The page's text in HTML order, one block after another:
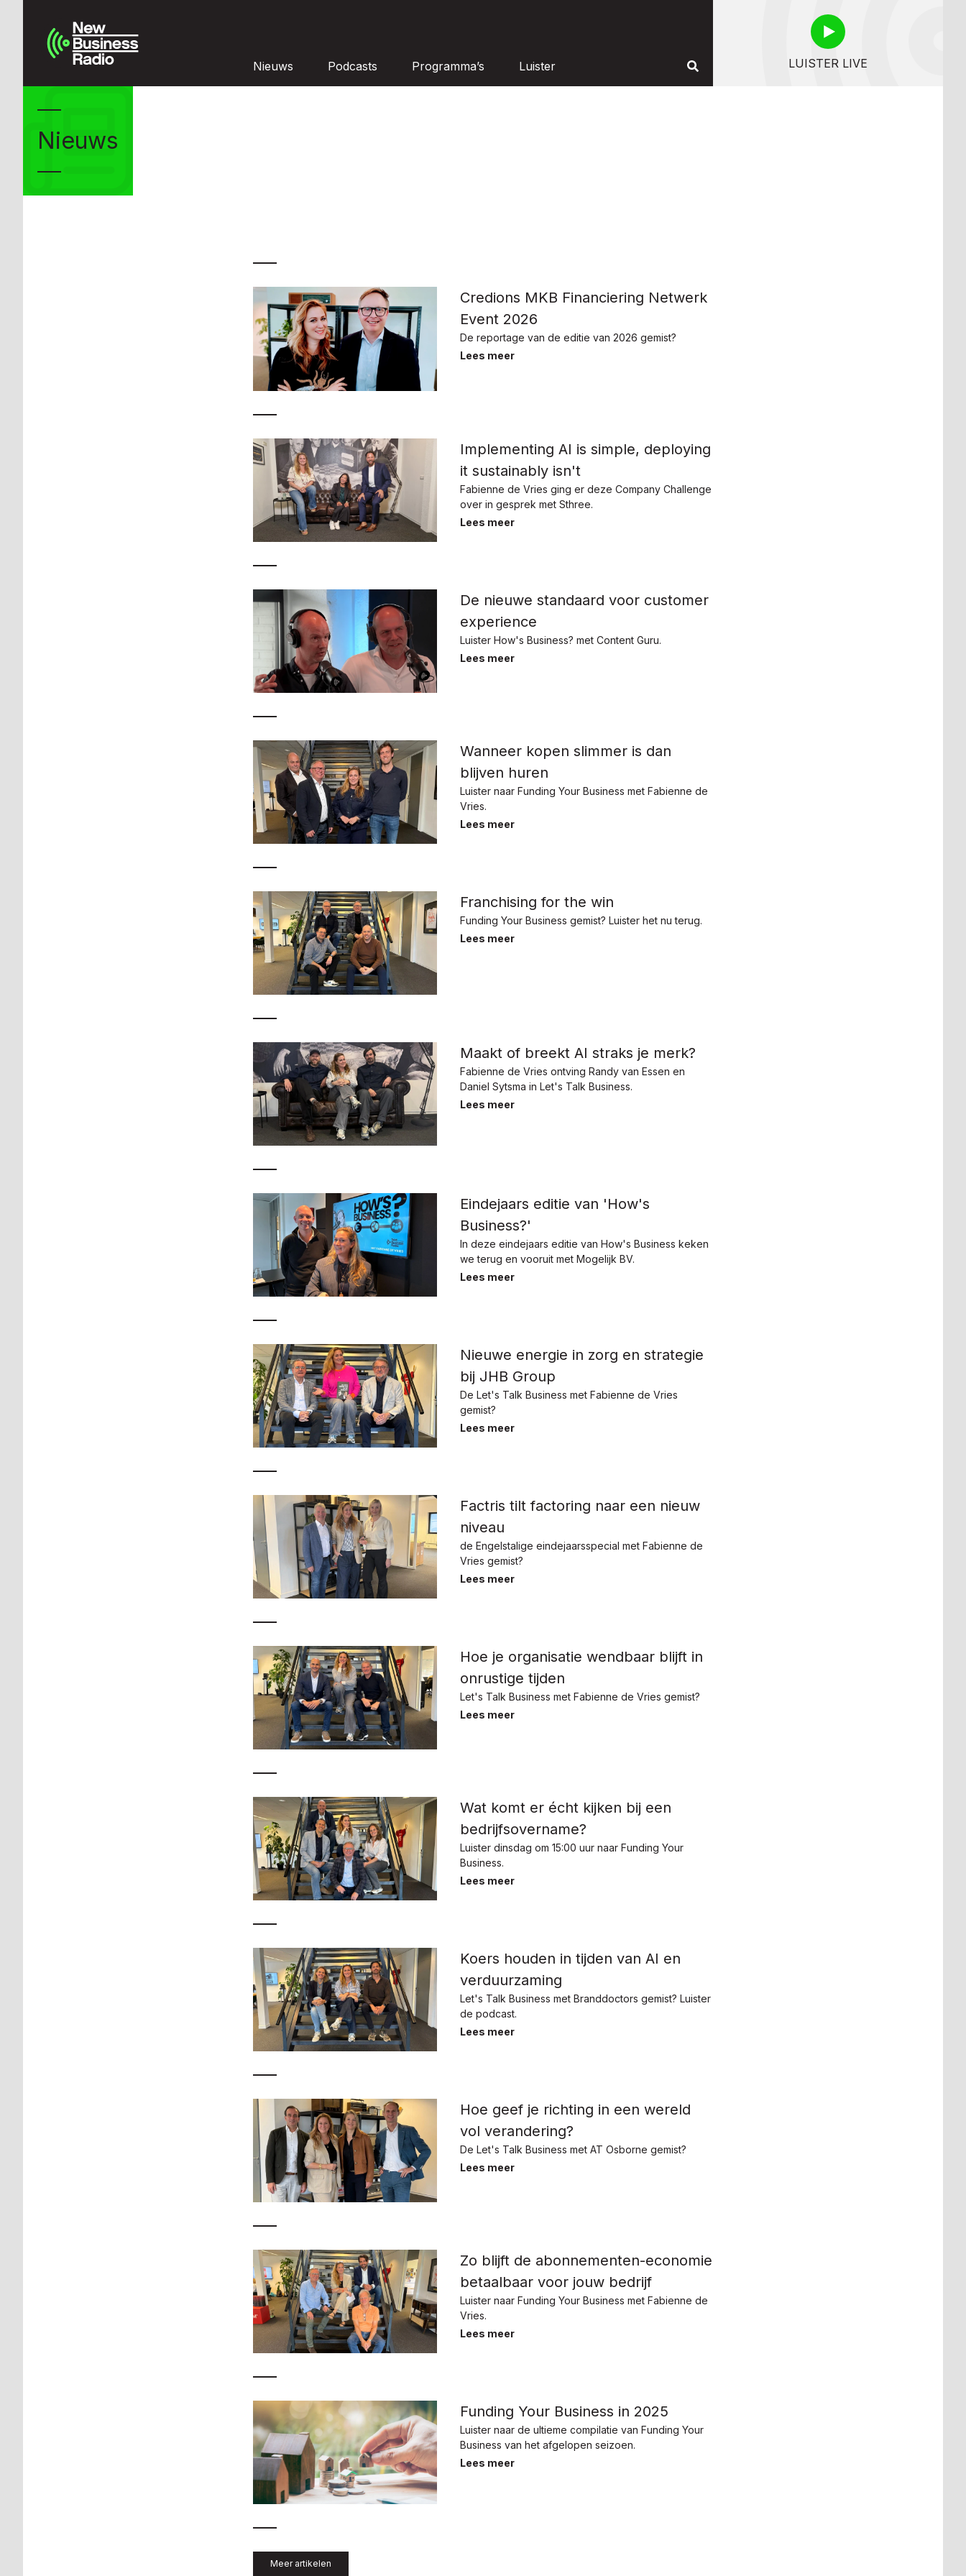
Nieuws Podcasts Programma’s Luister LUISTER LIVE
Nieuws
Credions MKB Financiering Netwerk
Event 2026
De reportage van de editie van 2026 gemist?
Lees meer
Implementing AI is simple, deploying
it sustainably isn't
Fabienne de Vries ging er deze Company Challenge
over in gesprek met Sthree.
Lees meer
De nieuwe standaard voor customer
experience
Luister How's Business? met Content Guru.
Lees meer
Wanneer kopen slimmer is dan
blijven huren
Luister naar Funding Your Business met Fabienne de
Vries.
Lees meer
Franchising for the win
Funding Your Business gemist? Luister het nu terug.
Lees meer
Maakt of breekt AI straks je merk?
Fabienne de Vries ontving Randy van Essen en
Daniel Sytsma in Let's Talk Business.
Lees meer
Eindejaars editie van 'How's
Business?'
In deze eindejaars editie van How's Business keken
we terug en vooruit met Mogelijk BV.
Lees meer
Nieuwe energie in zorg en strategie
bij JHB Group
De Let's Talk Business met Fabienne de Vries
gemist?
Lees meer
Factris tilt factoring naar een nieuw
niveau
de Engelstalige eindejaarsspecial met Fabienne de
Vries gemist?
Lees meer
Hoe je organisatie wendbaar blijft in
onrustige tijden
Let's Talk Business met Fabienne de Vries gemist?
Lees meer
Wat komt er écht kijken bij een
bedrijfsovername?
Luister dinsdag om 15:00 uur naar Funding Your
Business.
Lees meer
Koers houden in tijden van AI en
verduurzaming
Let's Talk Business met Branddoctors gemist? Luister
de podcast.
Lees meer
Hoe geef je richting in een wereld
vol verandering?
De Let's Talk Business met AT Osborne gemist?
Lees meer
Zo blijft de abonnementen-economie
betaalbaar voor jouw bedrijf
Luister naar Funding Your Business met Fabienne de
Vries.
Lees meer
Funding Your Business in 2025
Luister naar de ultieme compilatie van Funding Your
Business van het afgelopen seizoen.
Lees meer
Meer artikelen